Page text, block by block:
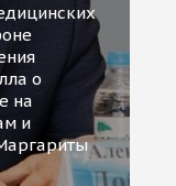
о
на
и